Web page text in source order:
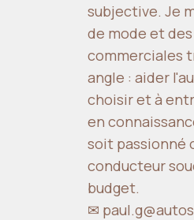
subjective. Je
de mode et
commerciales
angle : aider
choisir et à
en
soit passionné
conducteur
budget.
✉